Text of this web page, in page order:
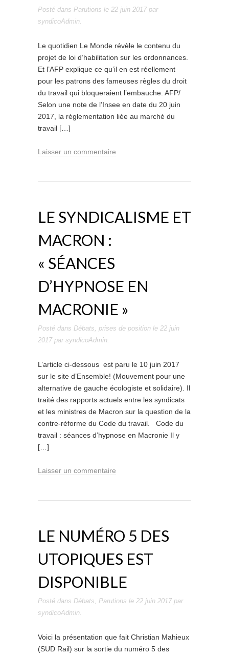
Posté dans Parutions le 22 juin 2017par
syndicoAdmin.
Le quotidien Le Monde révèle le contenu du
projet de loi d’habilitation sur les ordonnances.
Et l’AFP explique ce qu’il en est réellement
pour les patrons des fameuses règles du droit
du travail qui bloqueraient l’embauche. AFP/
Selon une note de l’Insee en date du 20 juin
2017, la réglementation liée au marché du
travail […]
Laisser un commentaire
LE SYNDICALISME ET
MACRON :
« SÉANCES
D’HYPNOSE EN
MACRONIE »
Posté dans Débats, prises de position le 22 juin
2017par syndicoAdmin.
L’article ci-dessous est paru le 10 juin 2017
sur le site d’Ensemble! (Mouvement pour une
alternative de gauche écologiste et solidaire). Il
traité des rapports actuels entre les syndicats
et les ministres de Macron sur la question de la
contre-réforme du Code du travail. Code du
travail : séances d’hypnose en Macronie Il y
[…]
Laisser un commentaire
LE NUMÉRO 5 DES
UTOPIQUES EST
DISPONIBLE
Posté dans Débats, Parutions le 22 juin 2017par
syndicoAdmin.
Voici la présentation que fait Christian Mahieux
(SUD Rail) sur la sortie du numéro 5 des